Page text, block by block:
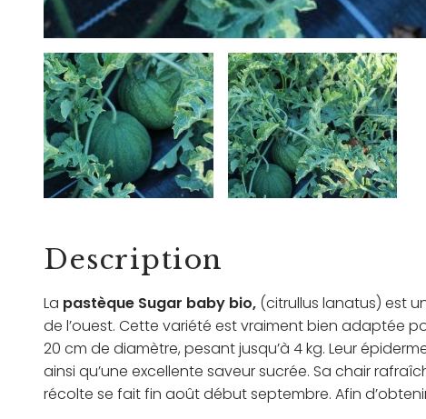
Description
La pastèque Sugar baby bio, (citrullus lanatus) est
de l’ouest. Cette variété est vraiment bien adaptée
20 cm de diamètre, pesant jusqu’à 4 kg. Leur
ainsi qu’une excellente saveur sucrée. Sa chair
récolte se fait fin août début septembre. Afin